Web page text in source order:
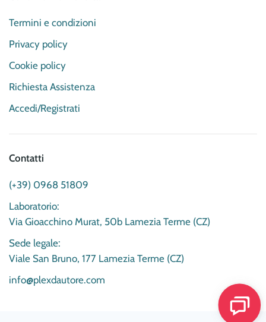
Termini e condizioni
Privacy policy
Cookie policy
Richiesta Assistenza
Accedi/Registrati
Contatti
(+39) 0968 51809
Laboratorio:
Via Gioacchino Murat, 50b Lamezia Terme (CZ)
Sede legale:
Viale San Bruno, 177 Lamezia Terme (CZ)
info@plexdautore.com